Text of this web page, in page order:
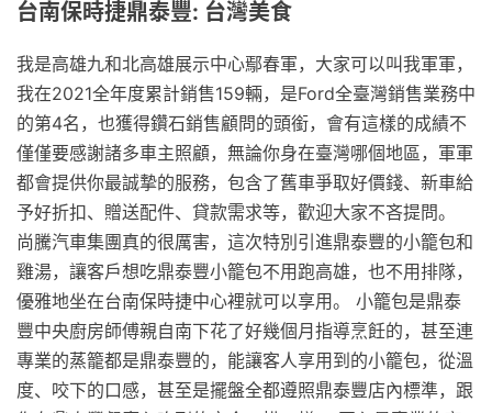
台南保時捷鼎泰豐: 台灣美食
我是高雄九和北高雄展示中心鄢春軍，大家可以叫我軍軍，
我在2021全年度累計銷售159輛，是Ford全臺灣銷售業務中
的第4名，也獲得鑽石銷售顧問的頭銜，會有這樣的成績不
僅僅要感謝諸多車主照顧，無論你身在臺灣哪個地區，軍軍
都會提供你最誠摯的服務，包含了舊車爭取好價錢、新車給
予好折扣、贈送配件、貸款需求等，歡迎大家不吝提問。
尚騰汽車集團真的很厲害，這次特別引進鼎泰豐的小籠包和
雞湯，讓客戶想吃鼎泰豐小籠包不用跑高雄，也不用排隊，
優雅地坐在台南保時捷中心裡就可以享用。 小籠包是鼎泰
豐中央廚房師傅親自南下花了好幾個月指導烹飪的，甚至連
專業的蒸籠都是鼎泰豐的，能讓客人享用到的小籠包，從溫
度、咬下的口感，甚至是擺盤全都遵照鼎泰豐店內標準，跟